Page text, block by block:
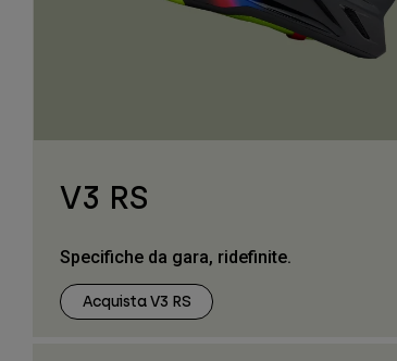
V3 RS
Specifiche da gara, ridefinite.
Acquista V3 RS